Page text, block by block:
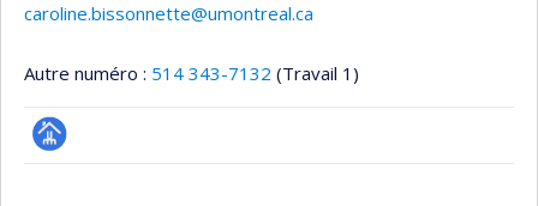
caroline.bissonnette@umontreal.ca
Autre numéro : 514 343-7132 (Travail 1)
Page